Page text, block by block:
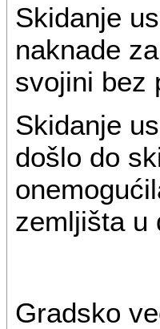
Skidanje
naknade
svojini bez
Skidanje
došlo do
zemljišta u
Gradsko